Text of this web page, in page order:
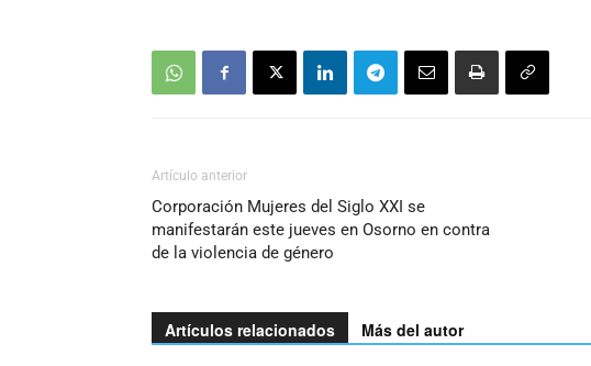
Artículo anterior
Corporación Mujeres del Siglo XXI se
manifestarán este jueves en Osorno en contra
de la violencia de género
Artículos relacionados Más del autor